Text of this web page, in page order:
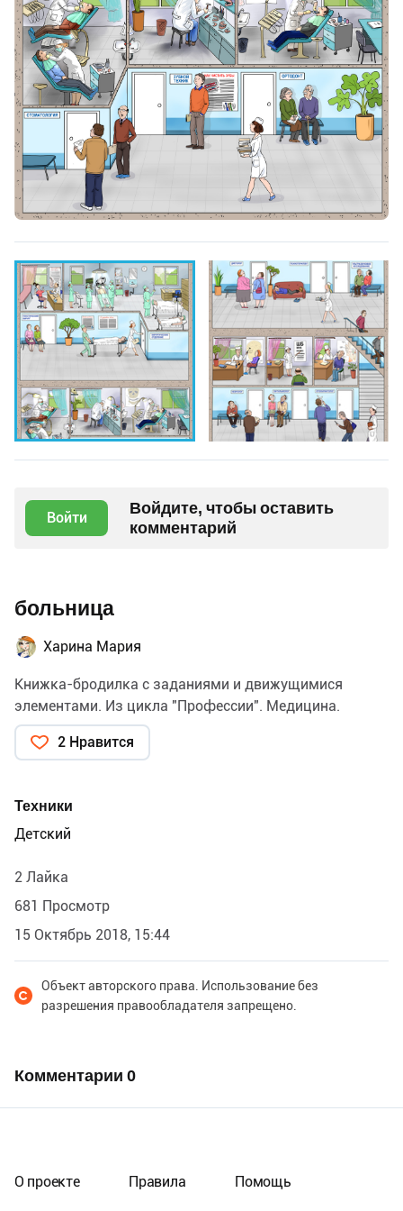
Войти
Войдите, чтобы оставить
комментарий
больница
Харина Мария
Книжка-бродилка с заданиями и движущимися
элементами. Из цикла "Профессии". Медицина.
2 Нравится
Техники
Детский
2 Лайка
681 Просмотр
15 Октябрь 2018, 15:44
Объект авторского права. Использование без
разрешения правообладателя запрещено.
Комментарии 0
О проекте Правила Помощь